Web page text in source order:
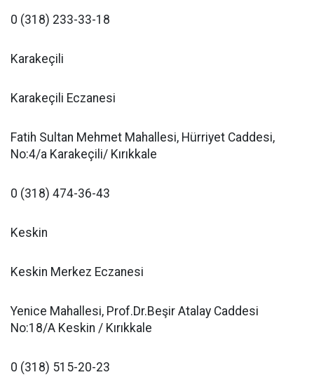
0 (318) 233-33-18
Karakeçili
Karakeçili Eczanesi
Fatih Sultan Mehmet Mahallesi, Hürriyet Caddesi,
No:4/a Karakeçili/ Kırıkkale
0 (318) 474-36-43
Keskin
Keskin Merkez Eczanesi
Yenice Mahallesi, Prof.Dr.Beşir Atalay Caddesi
No:18/A Keskin / Kırıkkale
0 (318) 515-20-23